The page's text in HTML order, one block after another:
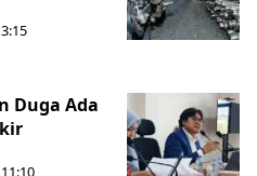
Duga Ada